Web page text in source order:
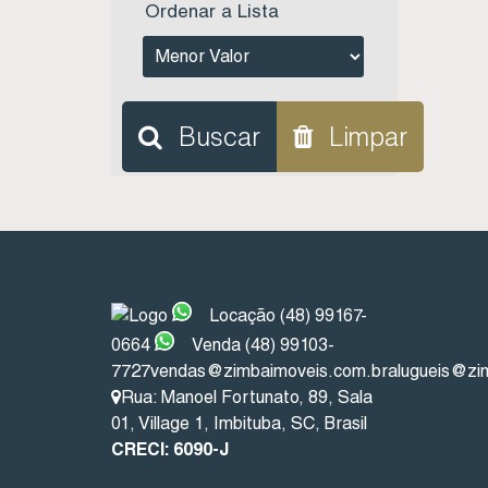
Ordenar a Lista
Buscar Limpar
Locação (48) 99167-
0664
Venda (48) 99103-
7727vendas@zimbaimoveis.com.br
Rua: Manoel Fortunato, 89, Sala
01 , Village 1 , Imbituba, SC, Brasil
CRECI: 6090-J